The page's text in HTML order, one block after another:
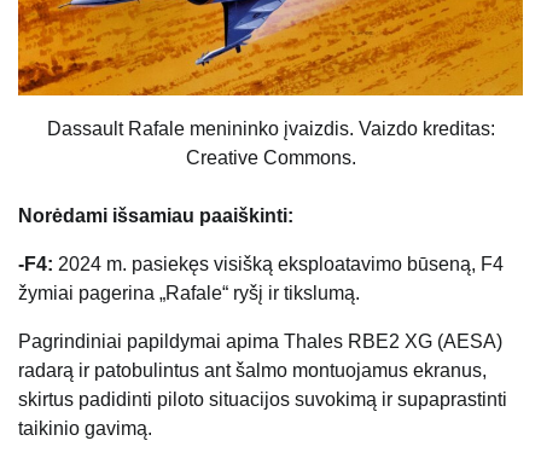
Dassault Rafale menininko įvaizdis. Vaizdo kreditas:
Creative Commons.
Norėdami išsamiau paaiškinti:
-F4: 2024 m. pasiekęs visišką eksploatavimo būseną, F4
žymiai pagerina „Rafale“ ryšį ir tikslumą.
Pagrindiniai papildymai apima Thales RBE2 XG (AESA)
radarą ir patobulintus ant šalmo montuojamus ekranus,
skirtus padidinti piloto situacijos suvokimą ir supaprastinti
taikinio gavimą.